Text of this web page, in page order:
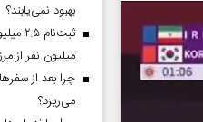
بهبود نمی‌یابند؟
میلیون نفر از
چرا بعد از
می‌ریزد؟